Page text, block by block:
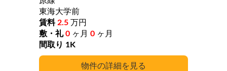
詳細
東海大学前
2.5 万円
0 ヶ月 0 ヶ月
1K